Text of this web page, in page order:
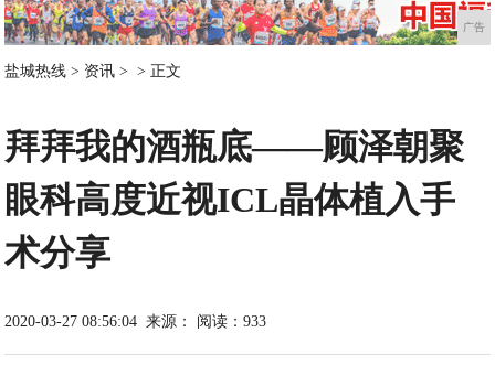
广告
盐城热线 > 资讯 > > 正文
拜拜我的酒瓶底——顾泽朝聚
眼科高度近视ICL晶体植入手
术分享
2020-03-27 08:56:04 来源： 阅读：933